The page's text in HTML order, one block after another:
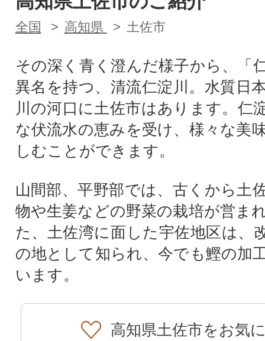
全国 高知県 土佐市
その深く青く澄んだ様子から、「
異名を持つ、清流仁淀川。水質日
川の河口に土佐市はあります。仁
な伏流水の恵みを受け、様々な美
しむことができます。
山間部、平野部では、古くから土
物や生姜などの野菜の栽培が営ま
た、土佐湾に面した宇佐地区は、
の地として知られ、今でも鰹の加
います。
高知県土佐市をお気